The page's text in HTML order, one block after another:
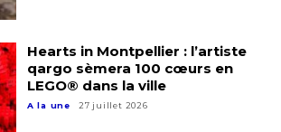
Hearts in Montpellier : l’artiste
qargo sèmera 100 cœurs en
LEGO® dans la ville
A la une 27 juillet 2026